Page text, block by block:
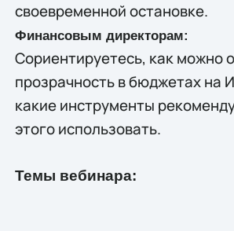
своевременной остановке.
Финансовым директорам:
Сориентируетесь, как можно
прозрачность в бюджетах на
какие инструменты
этого использовать.
Темы вебинара: